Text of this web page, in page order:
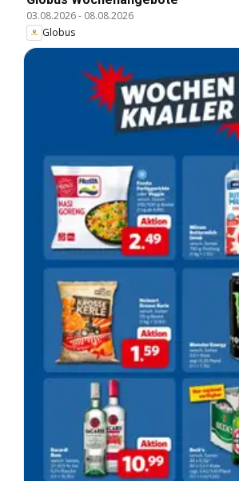
03.08.2026- 08.08.2026
Globus